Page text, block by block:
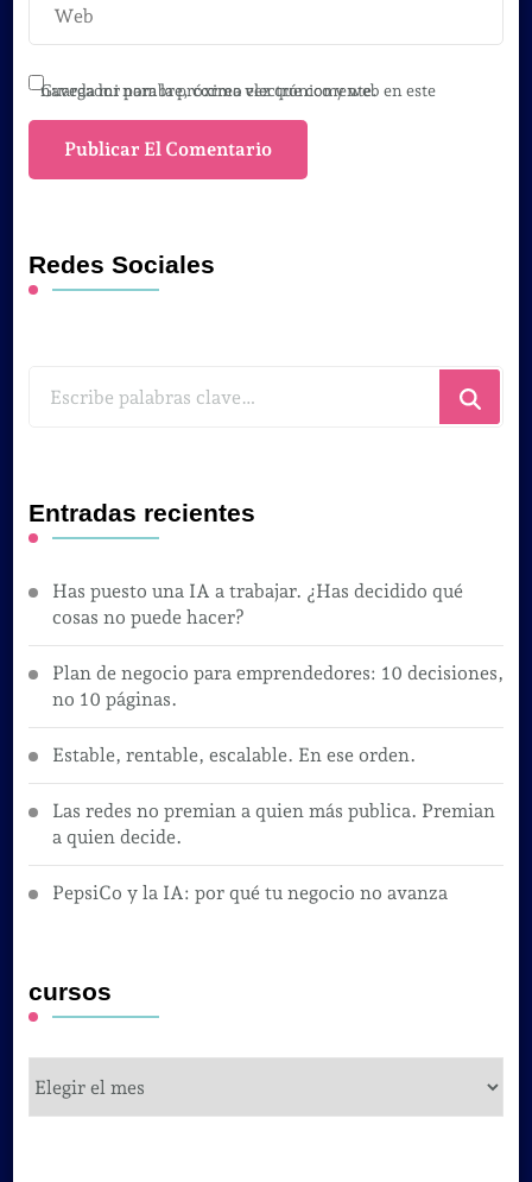
Guarda mi nombre, correo electrónico y web en este navegador para la próxima vez que comente.
Redes Sociales
Entradas recientes
Has puesto una IA a trabajar. ¿Has decidido qué
cosas no puede hacer?
Plan de negocio para emprendedores: 10 decisiones,
no 10 páginas.
Estable, rentable, escalable. En ese orden.
Las redes no premian a quien más publica. Premian
a quien decide.
PepsiCo y la IA: por qué tu negocio no avanza
cursos